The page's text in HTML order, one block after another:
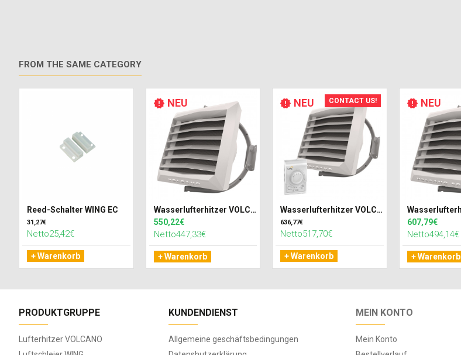
FROM THE SAME CATEGORY
Reed-Schalter WING EC
31,27€
Netto25,42€
+ Warenkorb
NEU
Wasserlufterhitzer VOLCANO VR MINI 3 AC (27kW)
550,22€
Netto447,33€
+ Warenkorb
NEU CONTACT US!
Wasserlufterhitzer VOLCANO VR MINI 3 AC (27kW) + Treiber WING/ VOLCANO (IP30)
636,77€
Netto517,70€
+ Warenkorb
NEU
607,79€
Netto494,14€
+ Warenkorb
PRODUKTGRUPPE
Lufterhitzer VOLCANO
KUNDENDIENST
Allgemeine geschäftsbedingungen
MEIN KONTO
Mein Konto